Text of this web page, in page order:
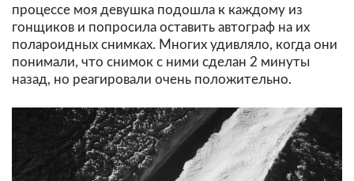
процессе моя девушка подошла к каждому из
гонщиков и попросила оставить автограф на их
полароидных снимках. Многих удивляло, когда они
понимали, что снимок с ними сделан 2 минуты
назад, но реагировали очень положительно.